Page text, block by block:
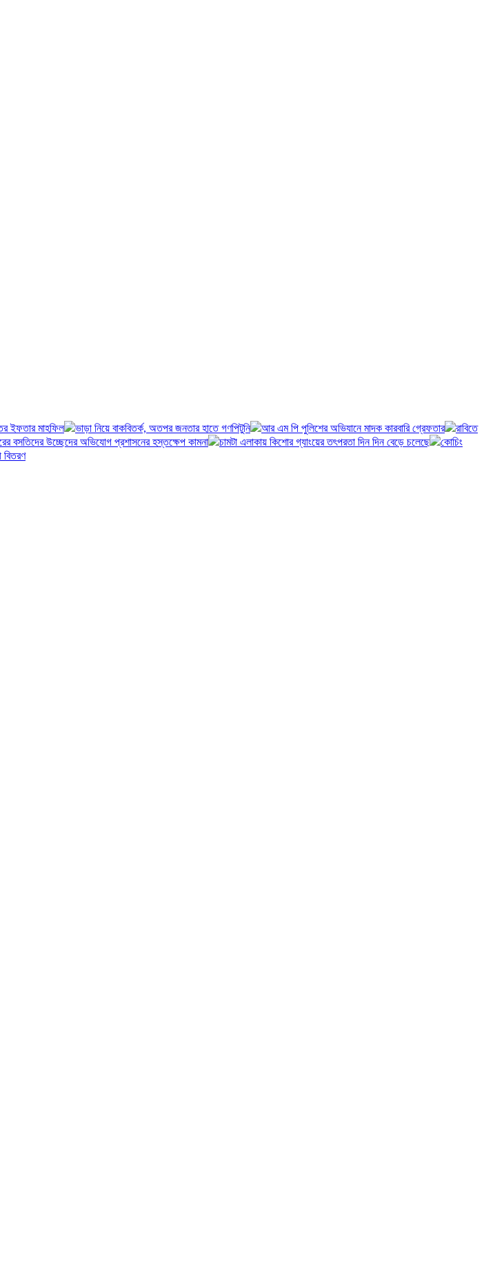
ইফতার মাহফিল ভাড়া নিয়ে বাকবিতর্ক, অতপর জনতার হাতে গণপিটুনি আর এম পি পুলিশের অভিযানে মাদক কারবারি গ্রেফতার
রাবিতে
বসতিদের উচ্ছেদের অভিযোগ প্রশাসনের হস্তক্ষেপ কামনা চামটা এলাকায় কিশোর গ্যাংয়ের তৎপরতা দিন দিন বেড়ে চলেছে
কোচিং
বিতরণ